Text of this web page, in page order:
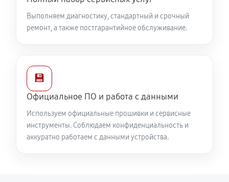
Выполняем диагностику, стандартный и срочный
ремонт, а также постгарантийное обслуживание.
💾
Официальное ПО и работа с данными
Используем официальные прошивки и сервисные
инструменты. Соблюдаем конфиденциальность и
аккуратно работаем с данными устройства.